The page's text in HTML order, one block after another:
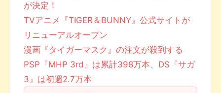
が決定！
TVアニメ『TIGER＆BUNNY』公式サイトが
リニューアルオープン
漫画『タイガーマスク』の注文が殺到する
PSP『MHP 3rd』は累計398万本、DS『サガ
3』は初週2.7万本